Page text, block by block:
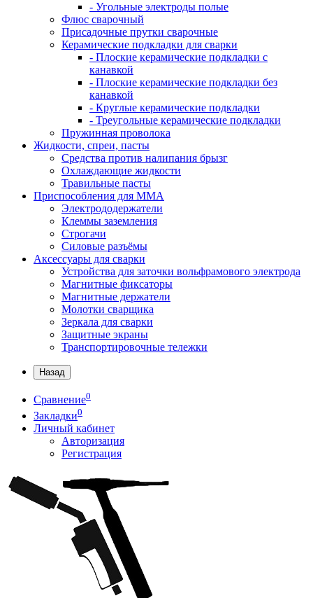
- Угольные электроды полые
Флюс сварочный
Присадочные прутки сварочные
Керамические подкладки для сварки
- Плоские керамические подкладки с
канавкой
- Плоские керамические подкладки без
канавкой
- Круглые керамические подкладки
- Треугольные керамические подкладки
Пружинная проволока
Жидкости, спреи, пасты
Средства против налипания брызг
Охлаждающие жидкости
Травильные пасты
Приспособления для ММА
Электрододержатели
Клеммы заземления
Строгачи
Силовые разъёмы
Аксессуары для сварки
Устройства для заточки вольфрамового электрода
Магнитные фиксаторы
Магнитные держатели
Молотки сварщика
Зеркала для сварки
Защитные экраны
Транспортировочные тележки
Назад
Сравнение0
Закладки0
Личный кабинет
Авторизация
Регистрация